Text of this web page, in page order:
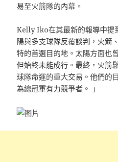
易至火箭隊的內幕。
Kelly Iko在其最新的報導中提
陽與多支球隊反覆談判，火箭
特的首選目的地。太陽方面也
但始終未能成行。最終，火箭
球隊命運的重大交易。他們的
為總冠軍有力競爭者。 」